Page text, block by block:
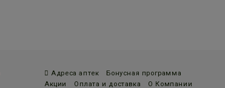
Адреса аптек
Бонусная программа
Акции
Оплата и доставка О Компании